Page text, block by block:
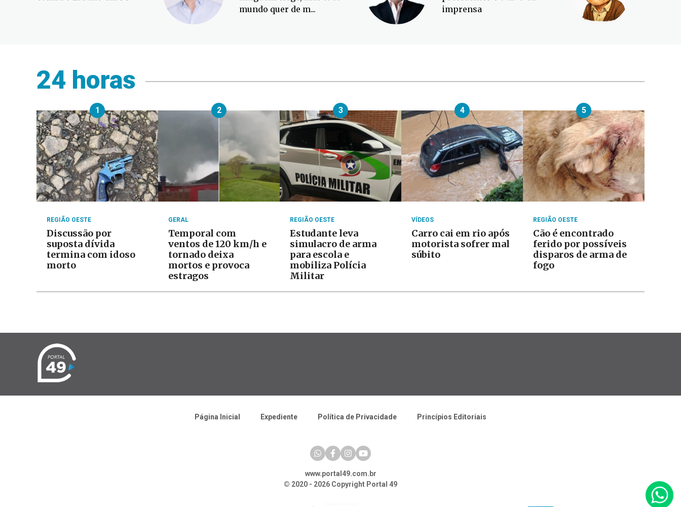
mundo quer de m...
imprensa
24 horas
1
REGIÃO OESTE
Discussão por
suposta dívida
termina com idoso
morto
2
GERAL
Temporal com
ventos de 120 km/h e
tornado deixa
mortos e provoca
estragos
3
REGIÃO OESTE
Estudante leva
simulacro de arma
para escola e
mobiliza Polícia
Militar
4
VÍDEOS
Carro cai em rio após
motorista sofrer mal
súbito
5
REGIÃO OESTE
Cão é encontrado
ferido por possíveis
disparos de arma de
fogo
Página Inicial Expediente Política de Privacidade Princípios Editoriais
www.portal49.com.br
© 2020 - 2026 Copyright Portal 49